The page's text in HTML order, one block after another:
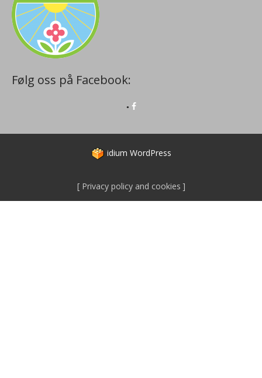
Følg oss på Facebook:
idium WordPress
Privacy policy and cookies